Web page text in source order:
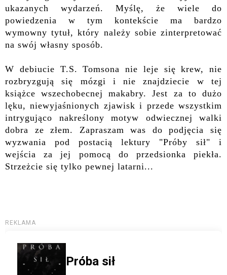
ukazanych wydarzeń. Myślę, że wiele do
powiedzenia w tym kontekście ma bardzo
wymowny tytuł, który należy sobie zinterpretować
na swój własny sposób.
W debiucie T.S. Tomsona nie leje się krew, nie
rozbryzgują się mózgi i nie znajdziecie w tej
książce wszechobecnej makabry. Jest za to dużo
lęku, niewyjaśnionych zjawisk i przede wszystkim
intrygująco nakreślony motyw odwiecznej walki
dobra ze złem. Zapraszam was do podjęcia się
wyzwania pod postacią lektury "Próby sił" i
wejścia za jej pomocą do przedsionka piekła.
Strzeżcie się tylko pewnej latarni...